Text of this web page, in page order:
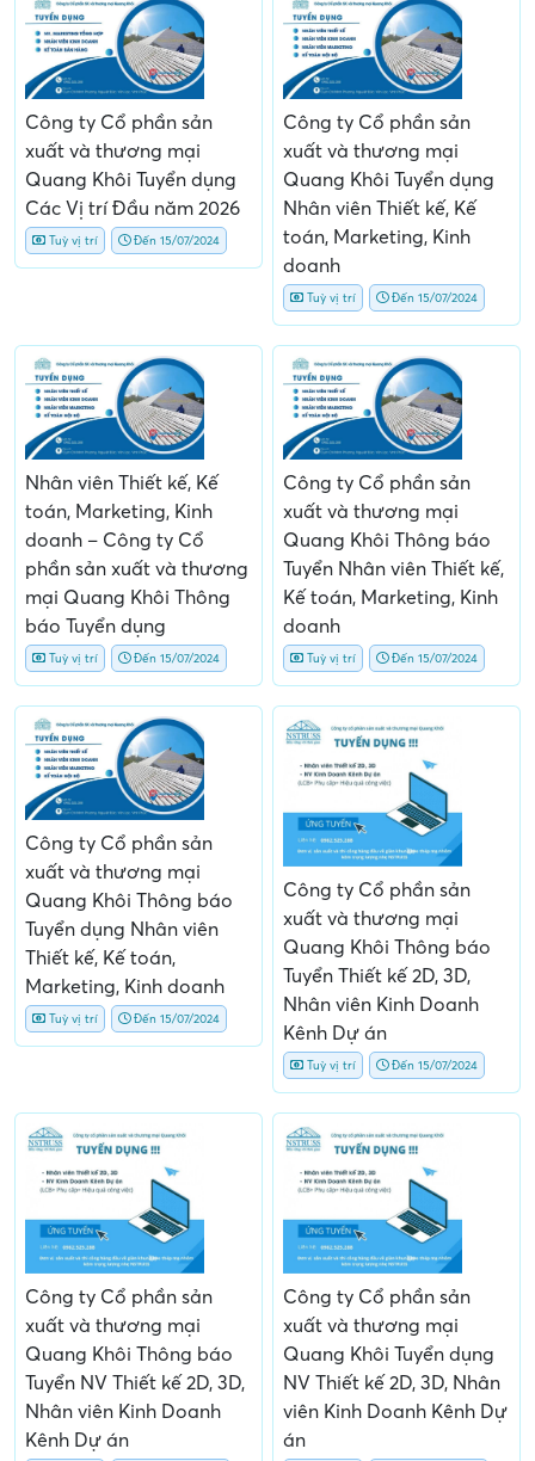
Công ty Cổ phần sản
xuất và thương mại
Quang Khôi Tuyển dụng
Các Vị trí Đầu năm 2026
Tuỳ vị trí Đến 15/07/2024
Công ty Cổ phần sản
xuất và thương mại
Quang Khôi Tuyển dụng
Nhân viên Thiết kế, Kế
toán, Marketing, Kinh
doanh
Tuỳ vị trí Đến 15/07/2024
Nhân viên Thiết kế, Kế
toán, Marketing, Kinh
doanh – Công ty Cổ
phần sản xuất và thương
mại Quang Khôi Thông
báo Tuyển dụng
Tuỳ vị trí Đến 15/07/2024
Công ty Cổ phần sản
xuất và thương mại
Quang Khôi Thông báo
Tuyển Nhân viên Thiết kế,
Kế toán, Marketing, Kinh
doanh
Tuỳ vị trí Đến 15/07/2024
Công ty Cổ phần sản
xuất và thương mại
Quang Khôi Thông báo
Tuyển dụng Nhân viên
Thiết kế, Kế toán,
Marketing, Kinh doanh
Tuỳ vị trí Đến 15/07/2024
Công ty Cổ phần sản
xuất và thương mại
Quang Khôi Thông báo
Tuyển Thiết kế 2D, 3D,
Nhân viên Kinh Doanh
Kênh Dự án
Tuỳ vị trí Đến 15/07/2024
Công ty Cổ phần sản
xuất và thương mại
Quang Khôi Thông báo
Tuyển NV Thiết kế 2D, 3D,
Nhân viên Kinh Doanh
Kênh Dự án
Công ty Cổ phần sản
xuất và thương mại
Quang Khôi Tuyển dụng
NV Thiết kế 2D, 3D, Nhân
viên Kinh Doanh Kênh Dự
án